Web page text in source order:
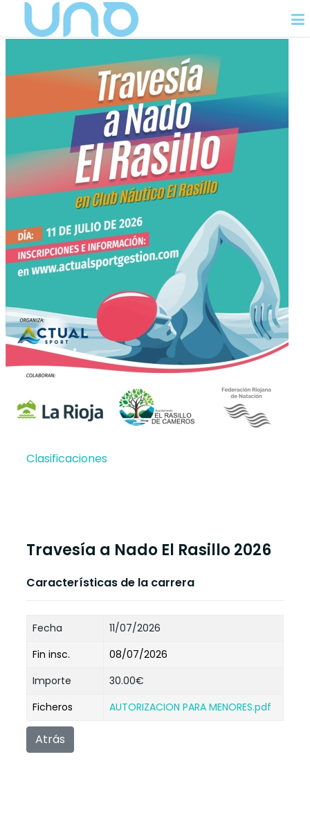
Clasificaciones
Travesía a Nado El Rasillo 2026
Características de la carrera
Fecha
11/07/2026
Fin insc.
08/07/2026
Importe
30.00€
Ficheros
AUTORIZACION PARA MENORES.pdf
Atrás